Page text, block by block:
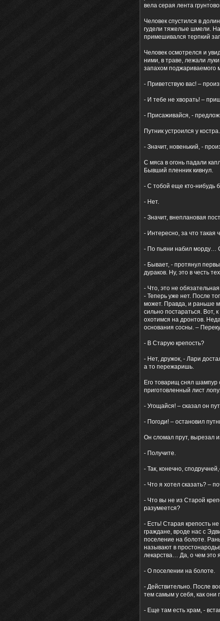
вела серая лента
Человек спустился в
гудели тяжелые шмели.
примешивался терпкий
Человек осмотрелся и
ними, в траве, лежали
запахом поджариваемого
- Приветствую вас! –
- И тебе не хворать! –
- Присаживайся, -
Путник устроился у костра.
- Значит, новенький, -
С мяса в огонь падали
Бывший пленник кивнул.
- С тобой еще кто-нибудь
- Нет.
- Значит, внеплановая
- Интересно, за что такая
- По пьяни набил морду…
- Бывает, - протянул
дураков. Ну, это в честь
- Что, это не
- Теперь уже нет. После
может. Правда, и раньше
сильно постараться. Вот,
охотимся на дронтов.
основания сосны. –
- В Старую крепость?
- Нет, дружок, - Лари
а то пережаришь.
Его товарищ снял шампур
приготовленный лист
- Угощайся! – сказал он
- Погоди! – остановил
Он сломал прут, вырезал
- Получите.
- Так, конечно,
- Что я хотел сказать? –
- Что вы не из Старой
разумеется?
- Есть! Старая крепость
граждане, вроде нас с
поселение на болоте.
называют в
лекарства… Да, о чем это
- О поселении на болоте.
- Действительно. После
тем самым у себя, как они
- Еще там есть храм, -